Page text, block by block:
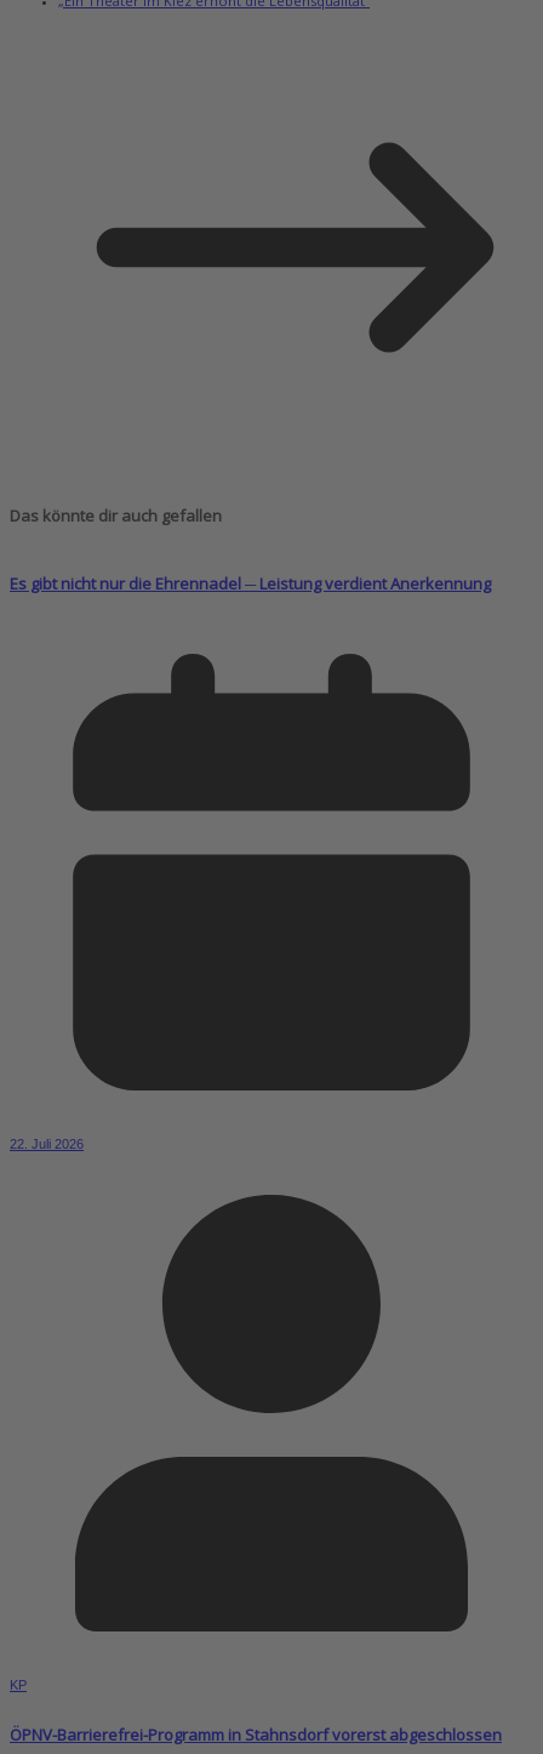
Das könnte dir auch gefallen
Es gibt nicht nur die Ehrennadel ─ Leistung verdient Anerkennung
22. Juli 2026
KP
ÖPNV-Barrierefrei-Programm in Stahnsdorf vorerst abgeschlossen